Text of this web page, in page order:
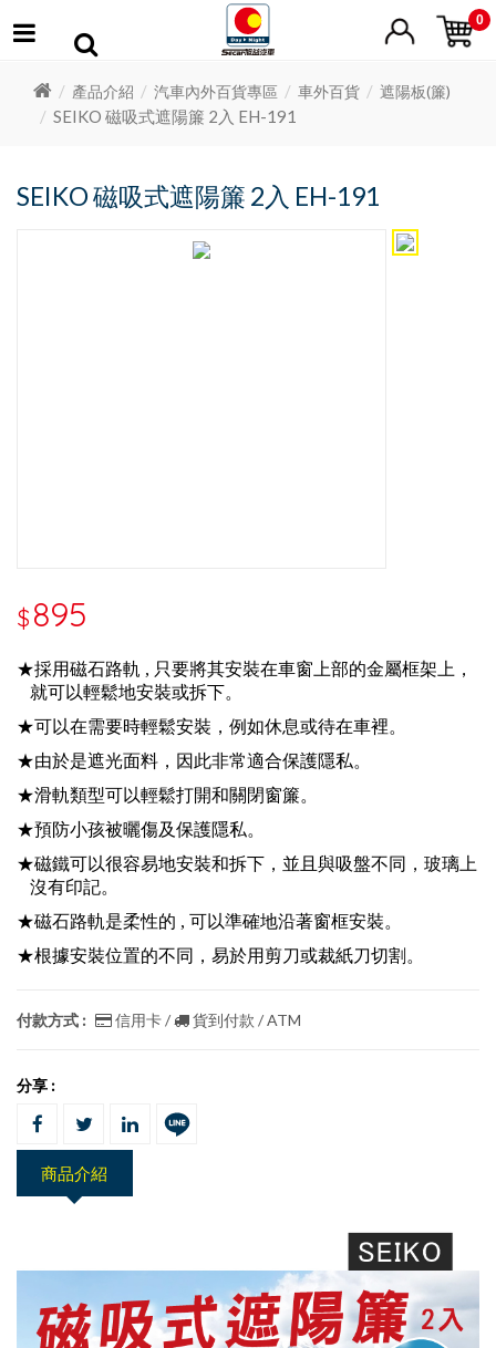
0
產品介紹 汽車內外百貨專區 車外百貨 遮陽板(簾)
SEIKO 磁吸式遮陽簾 2入 EH-191
SEIKO 磁吸式遮陽簾 2入 EH-191
$895
★採用磁石路軌 , 只要將其安裝在車窗上部的金屬框架上，
就可以輕鬆地安裝或拆下。
★可以在需要時輕鬆安裝，例如休息或待在車裡。
★由於是遮光面料，因此非常適合保護隱私。
★滑軌類型可以輕鬆打開和關閉窗簾。
★預防小孩被曬傷及保護隱私。
★磁鐵可以很容易地安裝和拆下，並且與吸盤不同，玻璃上
沒有印記。
★磁石路軌是柔性的 , 可以準確地沿著窗框安裝。
★根據安裝位置的不同，易於用剪刀或裁紙刀切割。
付款方式 : 信用卡 / 貨到付款 / ATM
分享 :
商品介紹